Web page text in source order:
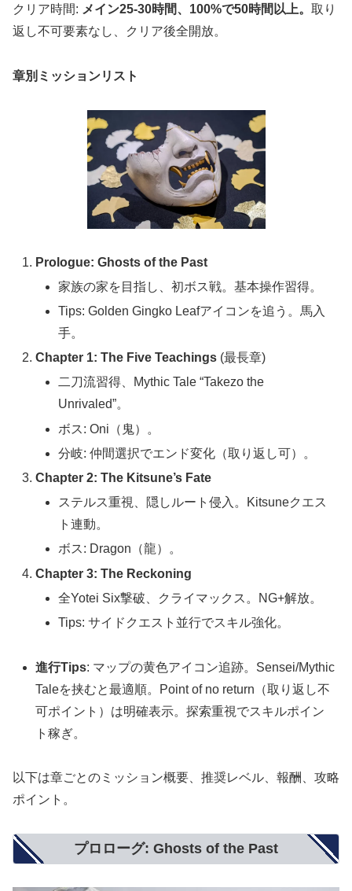
クリア時間: メイン25-30時間、100%で50時間以上。 取り
返し不可要素なし、クリア後全開放。
章別ミッションリスト
Prologue: Ghosts of the Past
家族の家を目指し、初ボス戦。基本操作習得。
Tips: Golden Gingko Leafアイコンを追う。馬入
手。
Chapter 1: The Five Teachings (最長章)
二刀流習得、Mythic Tale “Takezo the
Unrivaled”。
ボス: Oni（鬼）。
分岐: 仲間選択でエンド変化（取り返し可）。
Chapter 2: The Kitsune’s Fate
ステルス重視、隠しルート侵入。Kitsuneクエス
ト連動。
ボス: Dragon（龍）。
Chapter 3: The Reckoning
全Yotei Six撃破、クライマックス。NG+解放。
Tips: サイドクエスト並行でスキル強化。
進行Tips: マップの黄色アイコン追跡。Sensei/Mythic
Taleを挟むと最適順。Point of no return（取り返し不
可ポイント）は明確表示。探索重視でスキルポイン
ト稼ぎ。
以下は章ごとのミッション概要、推奨レベル、報酬、攻略
ポイント。
プロローグ: Ghosts of the Past